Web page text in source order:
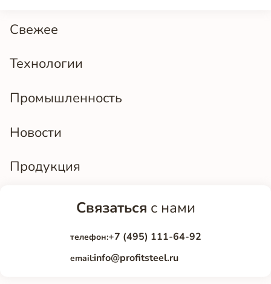
Свежее
Технологии
Промышленность
Новости
Продукция
Связаться с нами
телефон:+7 (495) 111-64-92
email:info@profitsteel.ru